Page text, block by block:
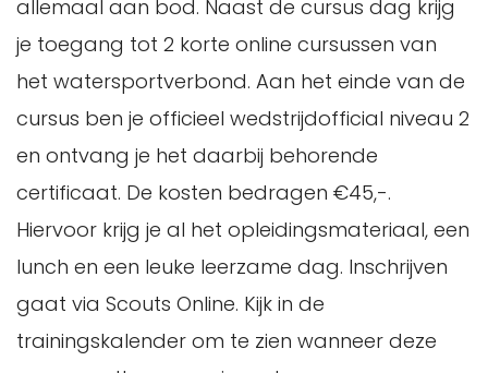
allemaal aan bod. Naast de cursus dag krijg
je toegang tot 2 korte online cursussen van
het watersportverbond. Aan het einde van de
cursus ben je officieel wedstrijdofficial niveau 2
en ontvang je het daarbij behorende
certificaat. De kosten bedragen €45,-.
Hiervoor krijg je al het opleidingsmateriaal, een
lunch en een leuke leerzame dag. Inschrijven
gaat via Scouts Online. Kijk in de
trainingskalender om te zien wanneer deze